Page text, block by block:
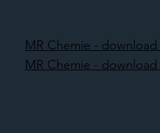
MR Chemie - download
MR Chemie - download